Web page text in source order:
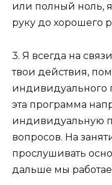
или полный ноль,
руку до хорошего
3. Я всегда на
твои действия,
индивидуального
эта программа
индивидуальную
вопросов. На
прослушивать
дальше мы